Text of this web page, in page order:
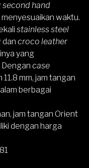
second hand
waktu.
stainless steel
dan croco leather
yang
case
mm, jam tangan
berbagai
jam tangan Orient
dengan harga